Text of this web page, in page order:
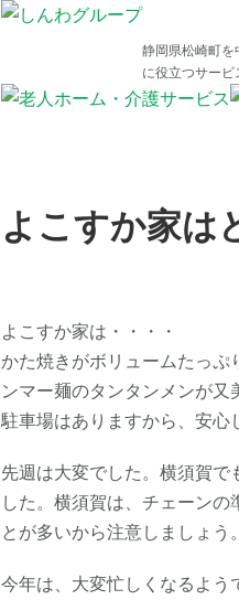
静岡県松崎町を
に役立つサービ
よこすか家は
よこすか家は・・・・
かた焼きがボリュームたっぷ
ンマー麺のタンタンメンが又
駐車場はありますから、安心
先週は大変でした。横須賀で
した。横須賀は、チェーン
とが多いから注意しましょう。
今年は、大変忙しくなるよう